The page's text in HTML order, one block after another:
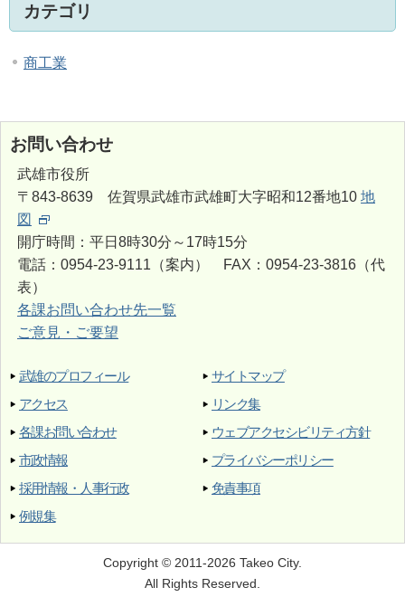
カテゴリ
商工業
お問い合わせ
武雄市役所
〒843-8639 佐賀県武雄市武雄町大字昭和12番地10 地
図
開庁時間：平日8時30分～17時15分
電話：0954-23-9111（案内） FAX：0954-23-3816（代
表）
各課お問い合わせ先一覧
ご意見・ご要望
武雄のプロフィール
アクセス
各課お問い合わせ
市政情報
採用情報・人事行政
例規集
サイトマップ
リンク集
ウェブアクセシビリティ方針
プライバシーポリシー
免責事項
Copyright © 2011-2026 Takeo City.
All Rights Reserved.